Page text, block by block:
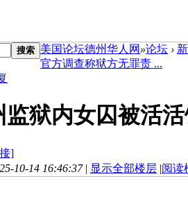
搜索 美国论坛德州华人网 »论坛 ›
官方调查称狱方无罪责 ...
监狱内女囚被活
]
10-14 16:46:37 | 显示全部楼层 |阅读